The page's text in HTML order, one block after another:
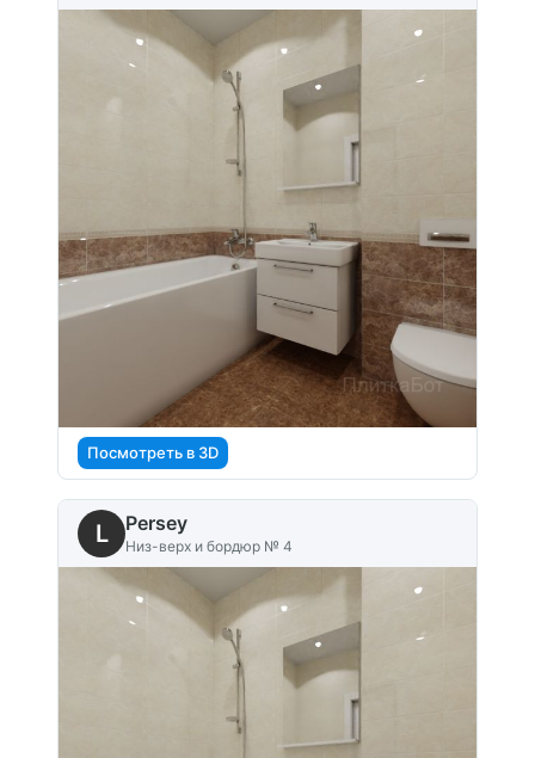
Посмотреть в 3D
L Persey
Низ-верх и бордюр № 4